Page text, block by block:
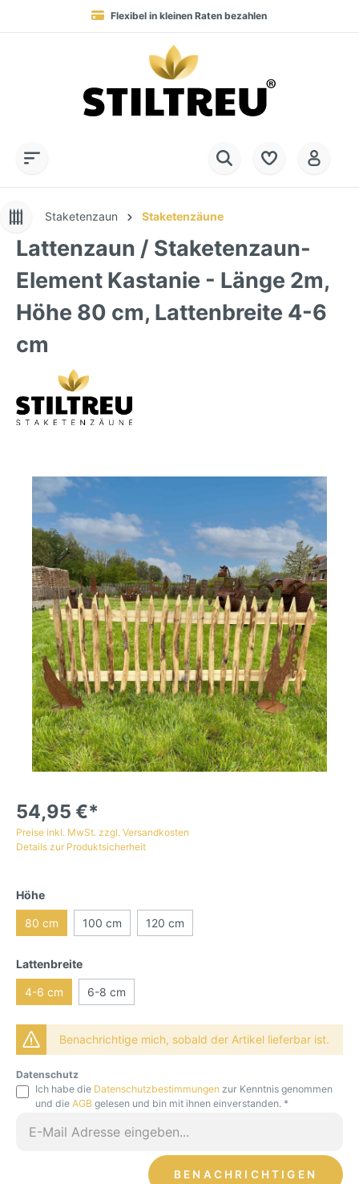
Flexibel in kleinen Raten bezahlen
Blitzversand in 1-2 Werktagen nach DE, AT & NL
+49 (0) 28 32 - 408 990 0
Dauerhaft hohe Warenverfügbarkeit
SSL-verschlüsselt online einkaufen
Staketenzaun Staketenzäune
Lattenzaun / Staketenzaun-
Element Kastanie - Länge 2m,
Höhe 80 cm, Lattenbreite 4-6
cm
54,95 €*
Preise inkl. MwSt. zzgl. Versandkosten
Details zur Produktsicherheit
Höhe
80 cm 100 cm 120 cm
Lattenbreite
4-6 cm 6-8 cm
Benachrichtige mich, sobald der Artikel lieferbar ist.
Datenschutz
Ich habe die Datenschutzbestimmungen zur Kenntnis genommen
und die AGB gelesen und bin mit ihnen einverstanden. *
BENACHRICHTIGEN